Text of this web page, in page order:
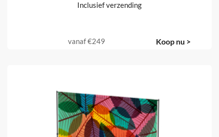
Inclusief verzending
vanaf€249 Koop nu >